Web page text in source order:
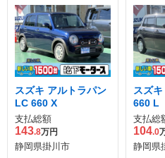
スズキ アルトラパン
LC 660 X
支払総額
143.8万円
静岡県掛川市
スズ
660 L
支払総
104.0
静岡県